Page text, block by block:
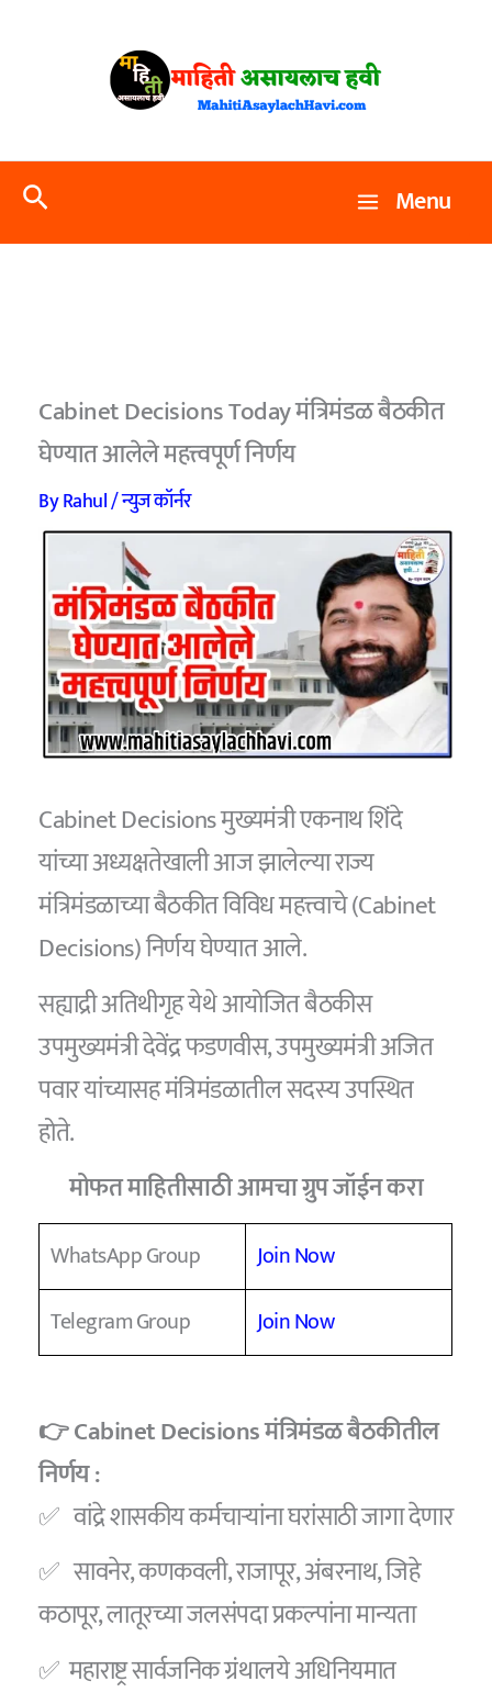
Search Menu
Cabinet Decisions Today मंत्रिमंडळ बैठकीत
घेण्यात आलेले महत्त्वपूर्ण निर्णय
ByRahul/न्युज कॉर्नर
Cabinet Decisions मुख्यमंत्री एकनाथ शिंदे
यांच्या अध्यक्षतेखाली आज झालेल्या राज्य
मंत्रिमंडळाच्या बैठकीत विविध महत्त्वाचे (Cabinet
Decisions) निर्णय घेण्यात आले.
सह्याद्री अतिथीगृह येथे आयोजित बैठकीस
उपमुख्यमंत्री देवेंद्र फडणवीस, उपमुख्यमंत्री अजित
पवार यांच्यासह मंत्रिमंडळातील सदस्य उपस्थित
होते.
मोफत माहितीसाठी आमचा ग्रुप जॉईन करा
WhatsApp Group
Join Now
Telegram Group
Join Now
👉 Cabinet Decisions मंत्रिमंडळ बैठकीतील
निर्णय :
✅ वांद्रे शासकीय कर्मचाऱ्यांना घरांसाठी जागा देणार
✅ सावनेर, कणकवली, राजापूर, अंबरनाथ, जिहे
कठापूर, लातूरच्या जलसंपदा प्रकल्पांना मान्यता
✅ महाराष्ट्र सार्वजनिक ग्रंथालये अधिनियमात